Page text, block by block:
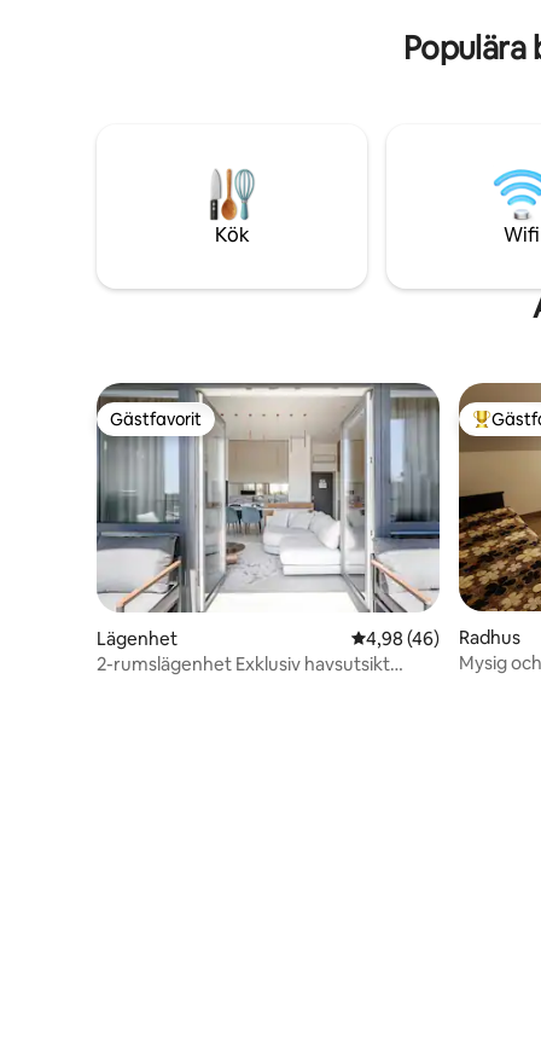
Kök Wifi
Gästfavorit
Gästfavorit
Lägenhet 4,98 av 5 i
4,98 (46)
2-rumslägenhet Exklusiv havsutsikt
Populär
Radhus
Mysig